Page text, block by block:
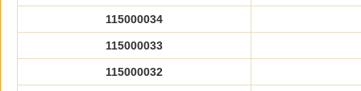
115000034
115000033
115000032